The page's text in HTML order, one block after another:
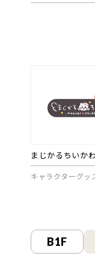
まじかるちいか
キャラクターグッ
B1F